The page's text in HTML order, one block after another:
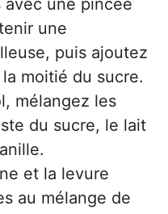
avec une pincée
une
puis ajoutez
moitié du sucre.
mélangez les
du sucre, le lait
et la levure
au mélange de